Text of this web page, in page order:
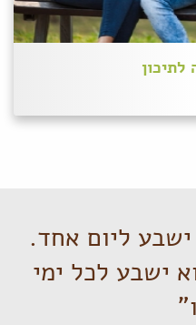
לתיכון
ליום אחד.
ישבע לכל ימי